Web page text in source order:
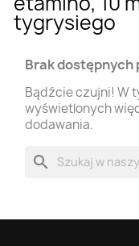
tygrysiego
Brak dostępnych
Bądźcie czujni! W
wyświetlonych
dodawania.
search